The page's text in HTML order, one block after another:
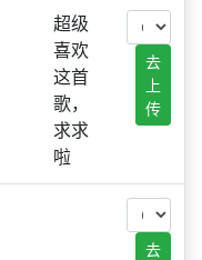
超级
喜欢
这首
歌，
求求
啦
去
上
传
去